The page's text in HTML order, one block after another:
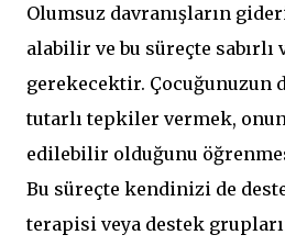
Olumsuz davranışların
alabilir ve bu süreçte sabırlı
gerekecektir. Çocuğunuzun
tutarlı tepkiler vermek,
edilebilir olduğunu
Bu süreçte kendinizi de
terapisi veya destek